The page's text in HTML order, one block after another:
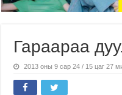
Гараараа
2013 оны 9 сар 24 / 15 цаг 27